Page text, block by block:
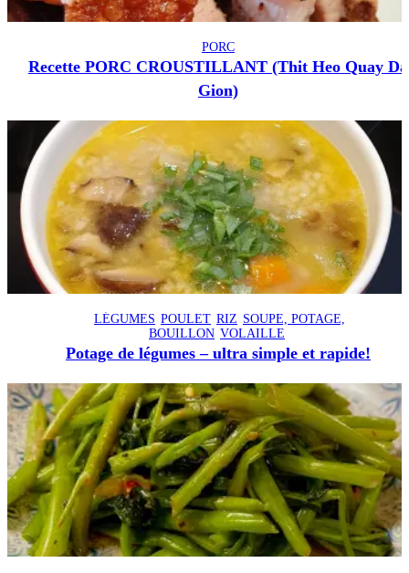
PORC
Recette PORC CROUSTILLANT (Thit Heo Quay Da
Gion)
LÉGUMES POULET RIZ SOUPE, POTAGE,
BOUILLON VOLAILLE
Potage de légumes – ultra simple et rapide!